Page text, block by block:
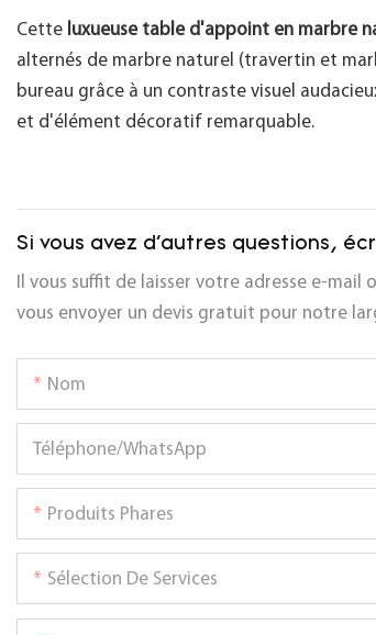
Cette luxueuse table d'appoint en marbre
alternés de marbre naturel (travertin et
bureau grâce à un contraste visuel
et d'élément décoratif remarquable.
Si vous avez d'autres questions,
Il vous suffit de laisser votre adresse e-
vous envoyer un devis gratuit pour notre
Nom
Téléphone/WhatsApp
Produits Phares
Sélection De Services